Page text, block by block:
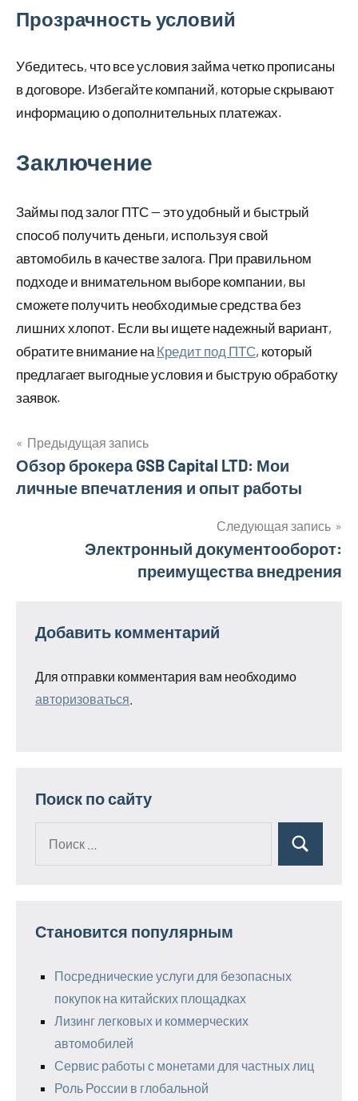
Прозрачность условий
Убедитесь, что все условия займа четко прописаны
в договоре. Избегайте компаний, которые скрывают
информацию о дополнительных платежах.
Заключение
Займы под залог ПТС — это удобный и быстрый
способ получить деньги, используя свой
автомобиль в качестве залога. При правильном
подходе и внимательном выборе компании, вы
сможете получить необходимые средства без
лишних хлопот. Если вы ищете надежный вариант,
обратите внимание на Кредит под ПТС, который
предлагает выгодные условия и быструю обработку
заявок.
Навигация
по
Предыдущая запись
Обзор брокера GSB Capital LTD: Мои
личные впечатления и опыт работы
Следующая запись
Электронный документооборот:
преимущества внедрения
Добавить комментарий
Для отправки комментария вам необходимо
авторизоваться
Поиск по сайту
Поиск
Становится популярным
Посреднические услуги для безопасных
покупок на китайских площадках
Лизинг легковых и коммерческих
автомобилей
Сервис работы с монетами для частных лиц
Роль России в глобальной